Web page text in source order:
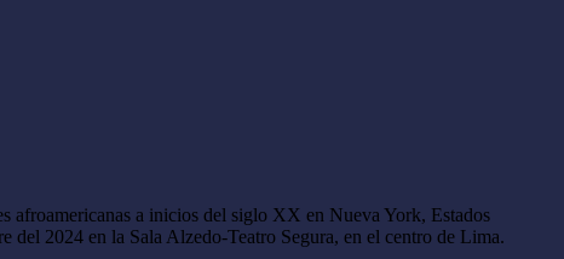
afroamericanas a inicios del siglo XX en Nueva York, Estados
del 2024 en la Sala Alzedo-Teatro Segura, en el centro de Lima.